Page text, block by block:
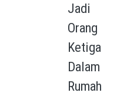
Jadi
Orang
Ketiga
Dalam
Rumah